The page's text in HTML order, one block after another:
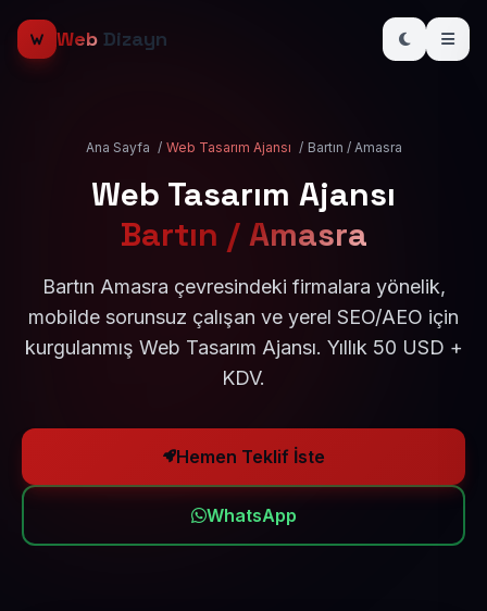
Web Dizayn
Ana Sayfa / Web Tasarım Ajansı / Bartın / Amasra
Web Tasarım Ajansı
Bartın / Amasra
Bartın Amasra çevresindeki firmalara yönelik,
mobilde sorunsuz çalışan ve yerel SEO/AEO için
kurgulanmış Web Tasarım Ajansı. Yıllık 50 USD +
KDV.
Hemen Teklif İste
WhatsApp